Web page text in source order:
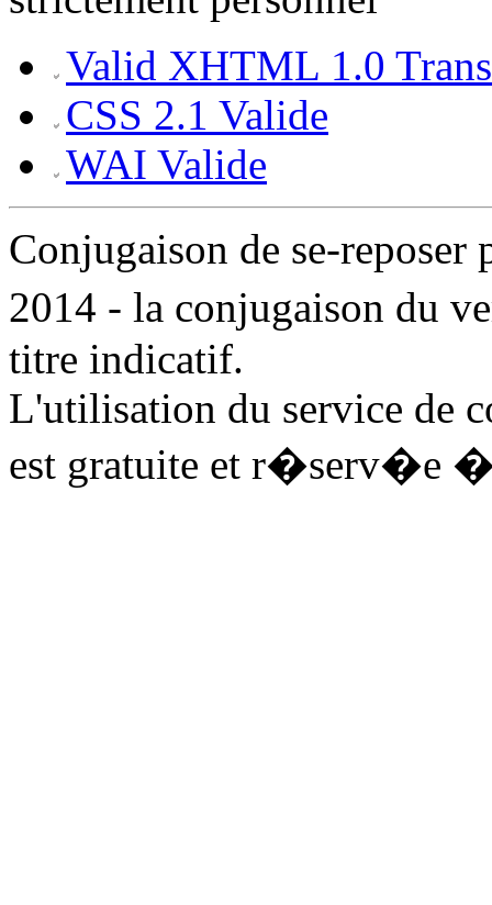
Valid XHTML 1.0
CSS 2.1 Valide
WAI Valide
Conjugaison de se-
2014 - la conjugaison du
titre indicatif.
L'utilisation du service de
est gratuite et r�serv�e �